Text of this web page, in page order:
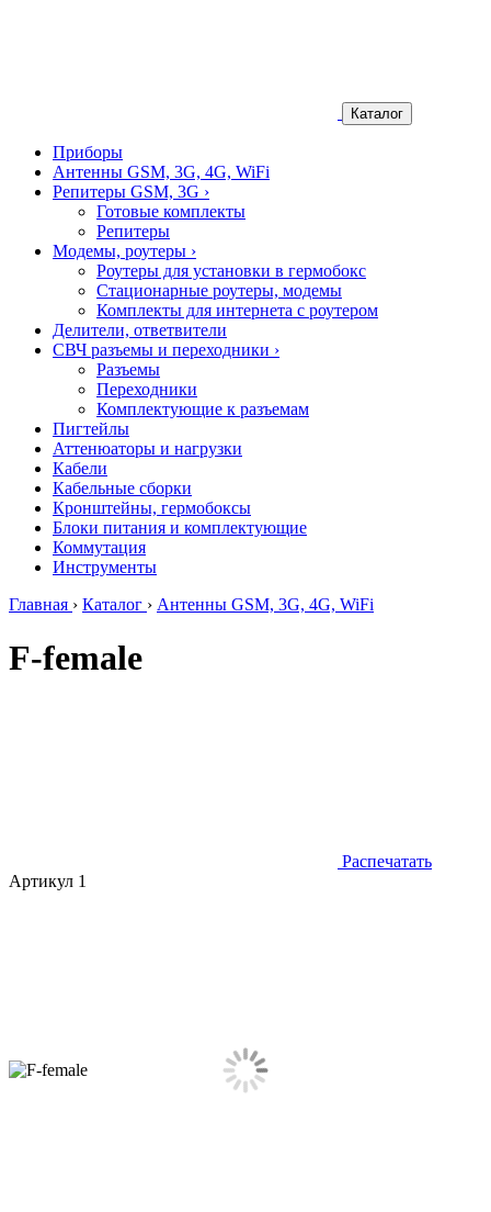
Каталог
Приборы
Антенны GSM, 3G, 4G, WiFi
Репитеры GSM, 3G ›
Готовые комплекты
Репитеры
Модемы, роутеры ›
Роутеры для установки в гермобокс
Стационарные роутеры, модемы
Комплекты для интернета с роутером
Делители, ответвители
СВЧ разъемы и переходники ›
Разъемы
Переходники
Комплектующие к разъемам
Пигтейлы
Аттенюаторы и нагрузки
Кабели
Кабельные сборки
Кронштейны, гермобоксы
Блоки питания и комплектующие
Коммутация
Инструменты
Главная › Каталог › Антенны GSM, 3G, 4G, WiFi
F-female
Распечатать
Артикул 1